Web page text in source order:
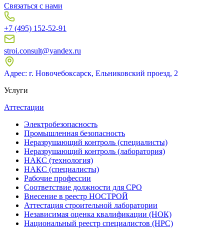
Связаться с нами
+7 (495) 152-52-91
stroi.consult@yandex.ru
Адрес: г. Новочебоксарск, Ельниковский проезд, 2
Услуги
Аттестации
Электробезопасность
Промышленная безопасность
Неразрушающий контроль (специалисты)
Неразрушающий контроль (лаборатория)
НАКС (технология)
НАКС (специалисты)
Рабочие профессии
Соответствие должности для СРО
Внесение в реестр НОСТРОЙ
Аттестация строительной лаборатории
Независимая оценка квалификации (НОК)
Национальный реестр специалистов (НРС)